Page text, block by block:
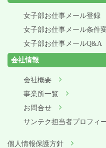
女子部お仕事メール登録
女子部お仕事メール条件
女子部お仕事メールQ&A
会社情報
会社概要
事業所一覧
お問合せ
サンテク担当者プロフィ
個人情報保護方針